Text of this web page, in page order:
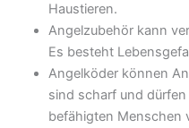
Haustieren.
Angelzubehör kann
Es besteht
Angelköder können
sind scharf und
befähigten Menschen